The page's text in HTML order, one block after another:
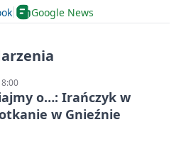
Google News
o…: Irańczyk w
w Gnieźnie